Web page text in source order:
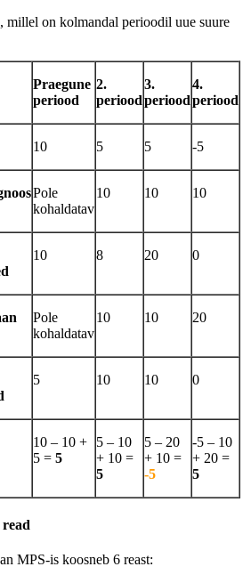
millel on kolmandal perioodil uue suure
Praegune
periood
2.
periood
3.
periood
4.
periood
10 5 5 -5
Pole
kohaldatav
10 10 10
10 8 20 0
Pole
kohaldatav
10 10 20
5 10 10 0
10 – 10 +
5 = 5
5 – 10
+ 10 =
5
5 – 20
+ 10 =
-5
-5 – 10
+ 20 =
5
MPS-is koosneb 6 reast: